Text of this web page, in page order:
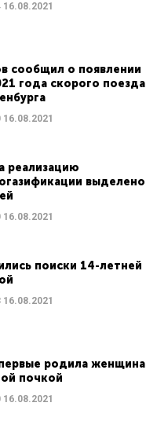
16.08.2021
сообщил о появлении
года скорого поезда
16.08.2021
реализацию
выделено
16.08.2021
поиски 14-летней
16.08.2021
родила женщина
почкой
16.08.2021